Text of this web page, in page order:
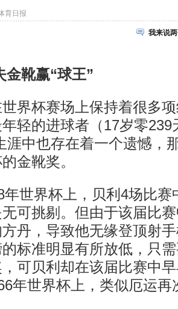
育日报
我来说
靴赢“球王”
杯赛场上保持着很多项
轻的进球者（17岁零239
涯中也存在着一个遗憾，
金靴奖。
界杯上，贝利4场比赛
可挑剔。但由于该届比
丹，导致他无缘登顶射
标准明显有所放低，只
可贝利却在该届比赛中
年世界杯上，类似厄运再